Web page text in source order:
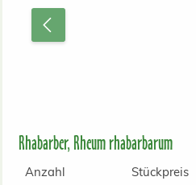
Rhabarber, Rheum rhabarbarum
Anzahl Stückpreis